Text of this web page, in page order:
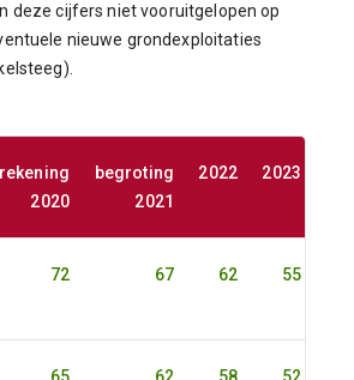
deze cijfers niet vooruitgelopen op
nieuwe grondexploitaties
rekening
2020
begroting
2021
2022 2023
72 67 62 55